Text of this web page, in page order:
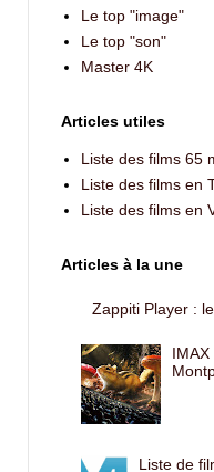
Le top "image"
Le top "son"
Master 4K
Articles utiles
Liste des films 65
Liste des films en
Liste des films en
Articles à la une
Zappiti Player :
Liste de